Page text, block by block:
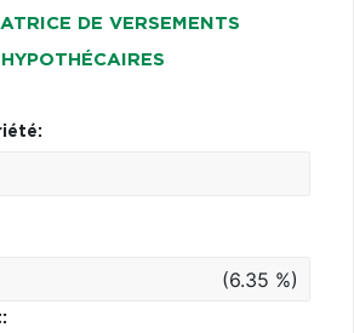
DE VERSEMENTS
HYPOTHÉCAIRES
(6.35 %)